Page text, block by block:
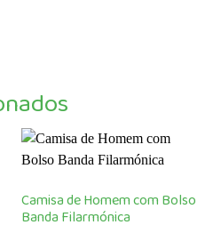
Camisa de Homem com Bolso
Banda Filarmónica